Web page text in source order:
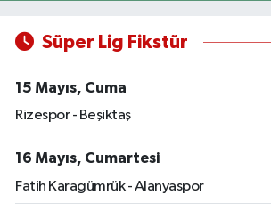
Süper Lig Fikstür
15 Mayıs, Cuma
Rizespor - Beşiktaş
16 Mayıs, Cumartesi
Fatih Karagümrük - Alanyaspor